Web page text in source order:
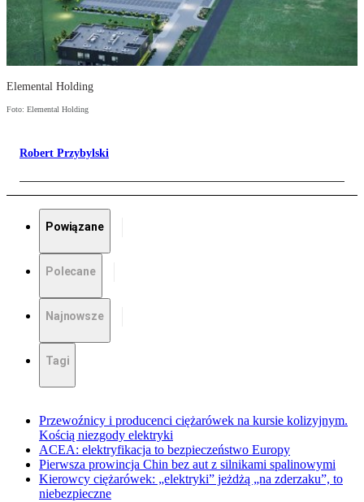
Elemental Holding
Foto: Elemental Holding
Robert Przybylski
Powiązane
Polecane
Najnowsze
Tagi
Przewoźnicy i producenci ciężarówek na kursie kolizyjnym.
Kością niezgody elektryki
ACEA: elektryfikacja to bezpieczeństwo Europy
Pierwsza prowincja Chin bez aut z silnikami spalinowymi
Kierowcy ciężarówek: „elektryki” jeżdżą „na zderzaku”, to
niebezpieczne